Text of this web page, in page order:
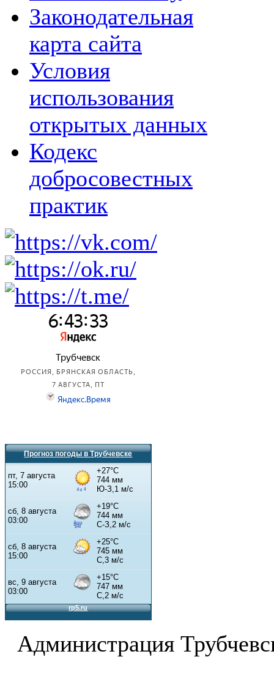
Законодательная
карта сайта
Условия
использования
открытых данных
Кодекс
добросовестных
практик
Прогноз погоды в Трубчевске
Администрация